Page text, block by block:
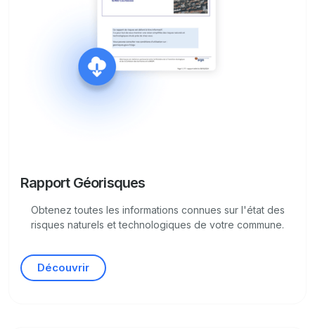
Rapport Géorisques
Obtenez toutes les informations connues sur l'état des
risques naturels et technologiques de votre commune.
Découvrir